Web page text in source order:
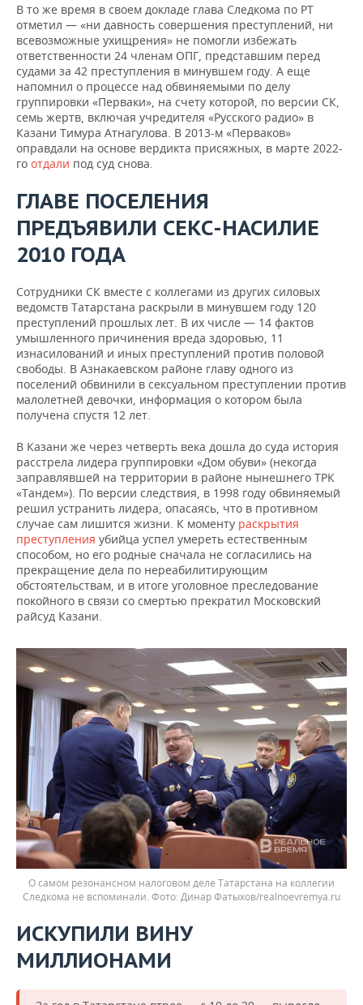
В то же время в своем докладе глава Следкома по РТ
отметил — «ни давность совершения преступлений, ни
всевозможные ухищрения» не помогли избежать
ответственности 24 членам ОПГ, представшим перед
судами за 42 преступления в минувшем году. А еще
напомнил о процессе над обвиняемыми по делу
группировки «Перваки», на счету которой, по версии СК,
семь жертв, включая учредителя «Русского радио» в
Казани Тимура Атнагулова. В 2013-м «Перваков»
оправдали на основе вердикта присяжных, в марте 2022-
го отдали под суд снова.
ГЛАВЕ ПОСЕЛЕНИЯ
ПРЕДЪЯВИЛИ СЕКС-НАСИЛИЕ
2010 ГОДА
Сотрудники СК вместе с коллегами из других силовых
ведомств Татарстана раскрыли в минувшем году 120
преступлений прошлых лет. В их числе — 14 фактов
умышленного причинения вреда здоровью, 11
изнасилований и иных преступлений против половой
свободы. В Азнакаевском районе главу одного из
поселений обвинили в сексуальном преступлении против
малолетней девочки, информация о котором была
получена спустя 12 лет.
В Казани же через четверть века дошла до суда история
расстрела лидера группировки «Дом обуви» (некогда
заправлявшей на территории в районе нынешнего ТРК
«Тандем»). По версии следствия, в 1998 году обвиняемый
решил устранить лидера, опасаясь, что в противном
случае сам лишится жизни. К моменту раскрытия
преступления убийца успел умереть естественным
способом, но его родные сначала не согласились на
прекращение дела по нереабилитирующим
обстоятельствам, и в итоге уголовное преследование
покойного в связи со смертью прекратил Московский
райсуд Казани.
О самом резонансном налоговом деле Татарстана на коллегии
Следкома не вспоминали.
Динар Фатыхов/realnoevremya.ru
ИСКУПИЛИ ВИНУ
МИЛЛИОНАМИ